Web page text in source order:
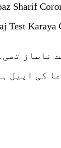
Sharif
Test Karaya
ناساز
کی اپیل